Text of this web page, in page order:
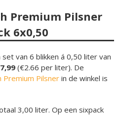
Premium Pilsner
6x0,50
van 6 blikken á 0,50 liter van
(€2.66 per liter). De
Premium Pilsnerin de winkel is
3,00 liter. Op een sixpack